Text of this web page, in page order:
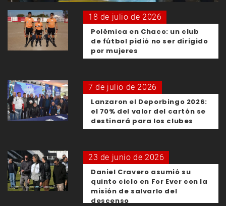
18 de julio de 2026
Polémica en Chaco: un club
de fútbol pidió no ser dirigido
por mujeres
7 de julio de 2026
Lanzaron el Deporbingo 2026:
el 70% del valor del cartón se
destinará para los clubes
23 de junio de 2026
Daniel Cravero asumió su
quinto ciclo en For Ever con la
misión de salvarlo del
descenso